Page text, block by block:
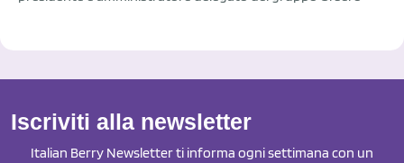
Iscriviti alla newsletter
Italian Berry Newsletter ti informa ogni settimana con un